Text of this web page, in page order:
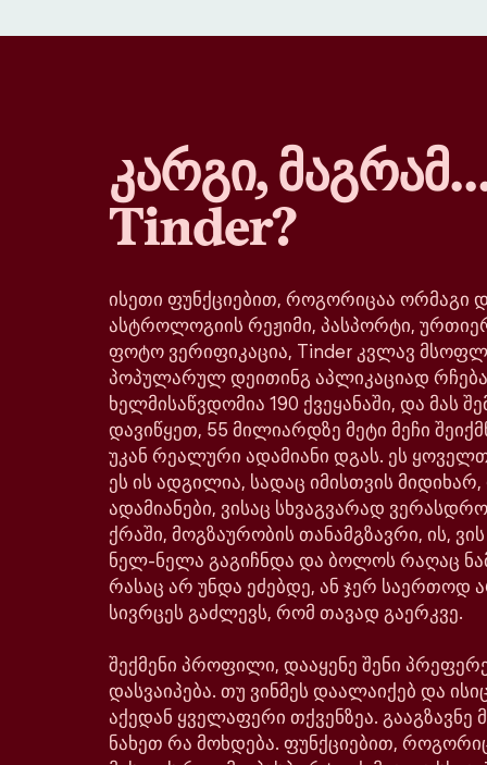
კარგი,
Tinder?
ისეთი ფუნქციებით, როგორიცაა ორმაგი
ასტროლოგიის რეჟიმი, პასპორტი,
ფოტო ვერიფიკაცია, Tinder კვლავ
პოპულარულ დეითინგ აპლიკაციად
ხელმისაწვდომია 190 ქვეყანაში, და მას
დავიწყეთ, 55 მილიარდზე მეტი მეჩი
უკან რეალური ადამიანი დგას. ეს
ეს ის ადგილია, სადაც იმისთვის
ადამიანები, ვისაც სხვაგვარად
ქრაში, მოგზაურობის თანამგზავრი, ის,
ნელ-ნელა გაგიჩნდა და ბოლოს რაღაც
რასაც არ უნდა ეძებდე, ან ჯერ საერთოდ
სივრცეს გაძლევს, რომ თავად გაერკვე.
შექმენი პროფილი, დააყენე შენი
დასვაიპება. თუ ვინმეს დაალაიქებ და
აქედან ყველაფერი თქვენზეა. გააგზავნე
ნახეთ რა მოხდება. ფუნქციებით,